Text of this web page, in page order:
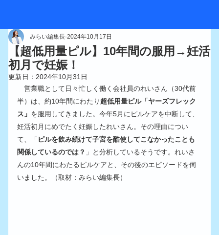
【超低用量ピル】10年間の服用→妊活
初月で妊娠！
みらい編集長 2024年10月17日
更新日： 2024年10月31日
営業職として日々忙しく働く会社員のれいさん（30代前
半）は、約10年間にわたり 超低用量ピル「ヤーズフレック
ス」 を服用してきました。今年5月にピルケアを中断して、
妊活初月にめでたく妊娠したれいさん。その理由につい
て、「 ピルを飲み続けて子宮を酷使してこなかったことも
関係しているのでは？ 」と分析しているそうです。れいさ
んの10年間にわたるピルケアと、その後のエピソードを伺
いました。（取材：みらい編集長）